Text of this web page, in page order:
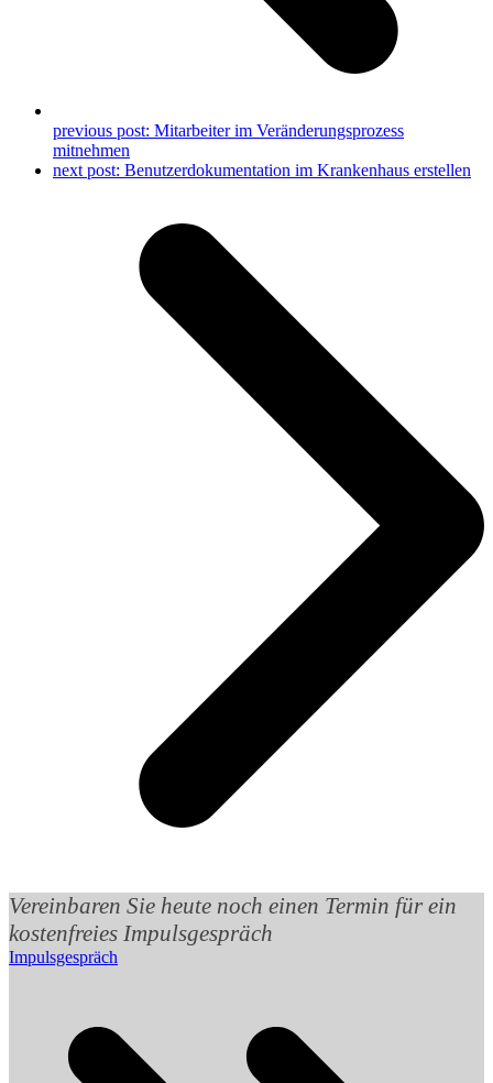
previous post: Mitarbeiter im Veränderungsprozess
mitnehmen
next post: Benutzerdokumentation im Krankenhaus erstellen
Vereinbaren Sie heute noch einen Termin für ein
kostenfreies Impulsgespräch
Impulsgespräch